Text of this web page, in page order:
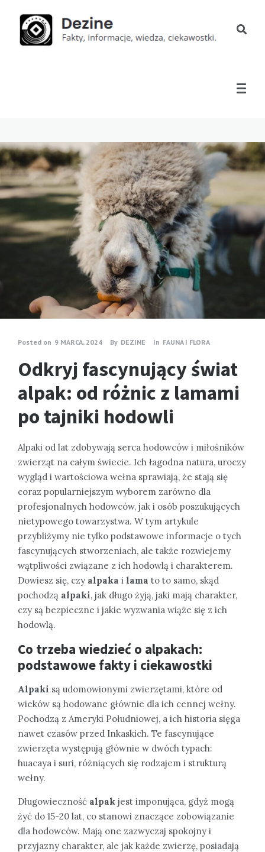
Posted on 9 MARCA, 2024 By DEZINE In FAUNA I FLORA
Odkryj fascynujący świat
alpak: od różnic z lamami
po tajniki hodowli
Alpaki od lat zdobywają serca hodowców i miłośników
zwierząt na całym świecie. Ich łagodna natura, uroczy
wygląd i wartościowa wełna sprawiają, że stają się
coraz popularniejszym wyborem zarówno dla
profesjonalnych hodowców, jak i osób poszukujących
nietypowego towarzystwa. W tym artykule
przybliżymy nie tylko podstawowe informacje o tych
fascynujących stworzeniach, ale także rozwiejemy
wątpliwości związane z ich hodowlą i charakterem.
Dowiesz się, czy alpaka i lama to to samo, skąd
pochodzą alpaki, jak długo żyją, jaki mają charakter,
czy są bezpieczne i jakie wyzwania wiąże się z ich
hodowlą.
Co trzeba wiedzieć o alpakach:
podstawowe fakty i ciekawostki
Alpaki są udomowionymi zwierzętami, które od
wieków są hodowane głównie dla ich cennej wełny.
Pochodzą z Ameryki Południowej, a ich historia sięga
nawet czasów przed Inkaskich. Te fascynujące
zwierzęta występują głównie w dwóch typach:
huacaya i suri, różniących się rodzajem i strukturą
wełny.
Długowieczność alpak jest imponująca, gdyż mogą
żyć do 15-20 lat, co stanowi znaczące zobowiązanie
dla hodowców. Mają one zazwyczaj spokojny i
przyjazny charakter, ale jak każde zwierzę, posiadają